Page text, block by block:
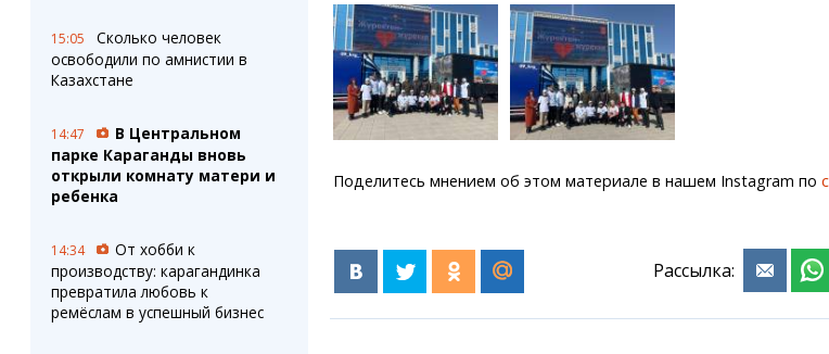
15:05
Сколько человек
освободили по амнистии в
Казахстане
14:47
В Центральном
парке Караганды вновь
открыли комнату матери и
ребенка
14:34
От хобби к
производству: карагандинка
превратила любовь к
ремёслам в успешный бизнес
Поделитесь мнением об этом материале в нашем Instagram по
Рассылка: